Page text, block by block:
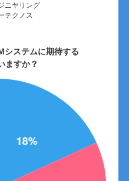
ニヤリング
テクノス
システムに期待する
ますか？